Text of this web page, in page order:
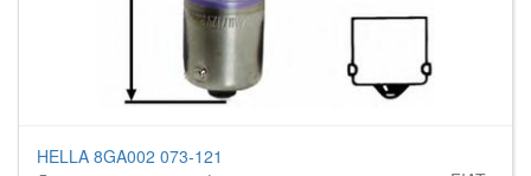
HELLA 8GA002 073-121